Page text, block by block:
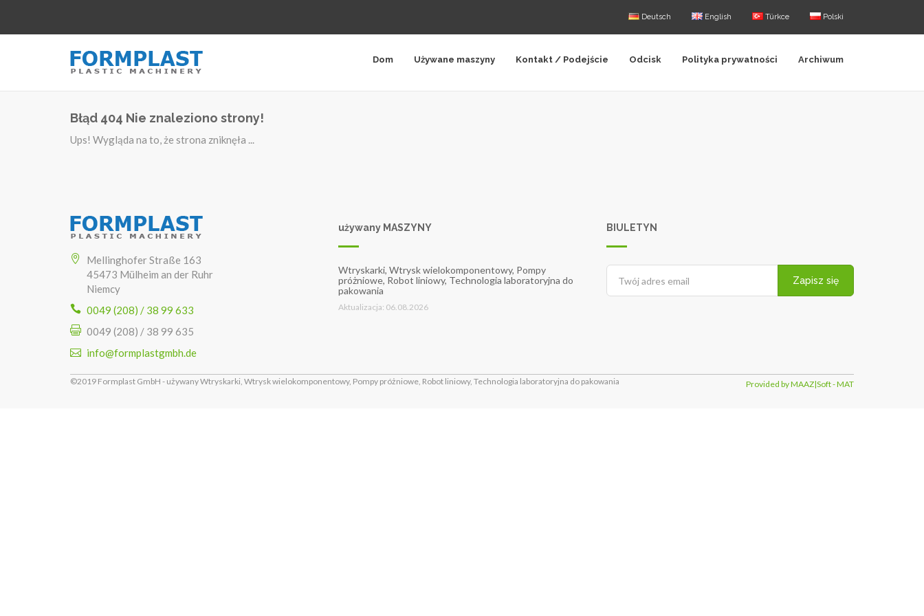
Deutsch English Türkce Polski
Dom Używane maszyny Kontakt / Podejście Odcisk Polityka prywatności Archiwum
Błąd 404 Nie znaleziono strony!
Ups! Wygląda na to, że strona zniknęła ...
Mellinghofer Straße 163
45473 Mülheim an der Ruhr
Niemcy
0049 (208) / 38 99 633
0049 (208) / 38 99 635
info@formplastgmbh.de
używany MASZYNY
Wtryskarki, Wtrysk wielokomponentowy, Pompy
próżniowe, Robot liniowy, Technologia laboratoryjna do
pakowania
Aktualizacja: 06.08.2026
BIULETYN
Zapisz się
©2019 Formplast GmbH - używany Wtryskarki, Wtrysk wielokomponentowy, Pompy próżniowe, Robot liniowy, Technologia laboratoryjna do pakowania Provided by MAAZ|Soft - MAT